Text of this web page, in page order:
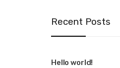
Recent Posts
Hello world!